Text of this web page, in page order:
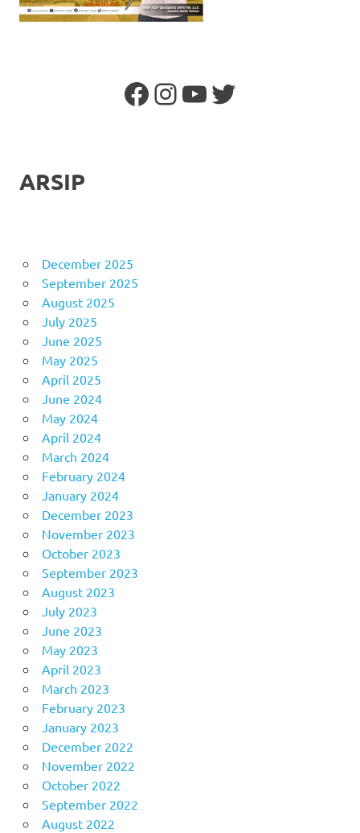
Facebook
Instagram
YouTube
Twitter
ARSIP
December 2025
September 2025
August 2025
July 2025
June 2025
May 2025
April 2025
June 2024
May 2024
April 2024
March 2024
February 2024
January 2024
December 2023
November 2023
October 2023
September 2023
August 2023
July 2023
June 2023
May 2023
April 2023
March 2023
February 2023
January 2023
December 2022
November 2022
October 2022
September 2022
August 2022